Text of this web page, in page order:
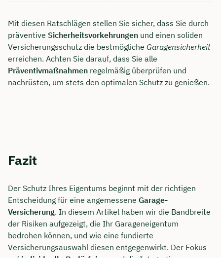
Mit diesen Ratschlägen stellen Sie sicher, dass Sie durch
präventive Sicherheitsvorkehrungen und einen soliden
Versicherungsschutz die bestmögliche Garagensicherheit
erreichen. Achten Sie darauf, dass Sie alle
Präventivmaßnahmen regelmäßig überprüfen und
nachrüsten, um stets den optimalen Schutz zu genießen.
Fazit
Der Schutz Ihres Eigentums beginnt mit der richtigen
Entscheidung für eine angemessene Garage-
Versicherung. In diesem Artikel haben wir die Bandbreite
der Risiken aufgezeigt, die Ihr Garageneigentum
bedrohen können, und wie eine fundierte
Versicherungsauswahl diesen entgegenwirkt. Der Fokus